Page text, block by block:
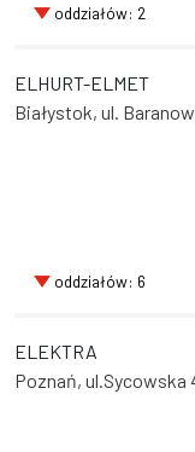
oddziałów: 2
ELHURT-ELMET
Białystok, ul.
oddziałów: 6
ELEKTRA
Poznań, ul.Sycowska